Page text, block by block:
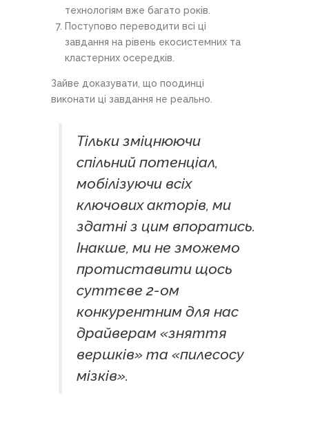
технологіям вже багато років.
Поступово переводити всі ці
завдання на рівень екосистемних та
кластерних осередків.
Зайве доказувати, що поодинці
виконати ці завдання не реально.
Тільки зміцнюючи
спільний потенціал,
мобілізуючи всіх
ключових акторів, ми
здатні з цим впоратись.
Інакше, ми не зможемо
протиставити щось
суттєве 2-ом
конкурентним для нас
драйверам «зняття
вершків» та «пилесосу
мізків».